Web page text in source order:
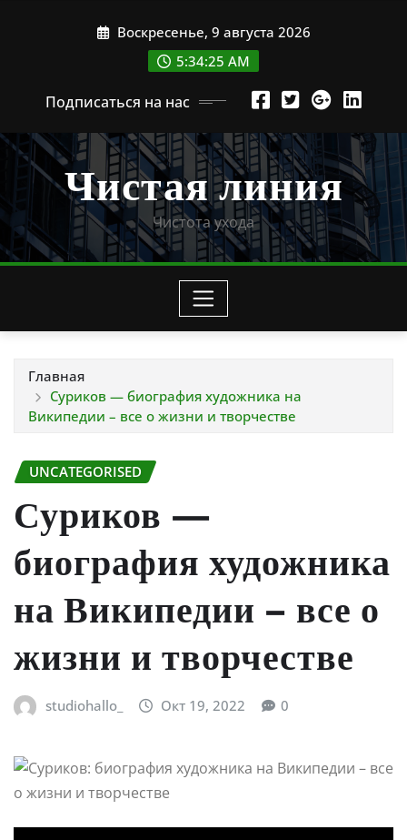
Воскресенье, 9 августа 2026
5:34:27 AM
Подписаться на нас
Чистая линия
Чистота ухода
Главная
Суриков — биография художника на
Википедии – все о жизни и творчестве
UNCATEGORISED
Суриков —
биография художника
на Википедии – все о
жизни и творчестве
studiohallo_ Окт 19, 2022 0